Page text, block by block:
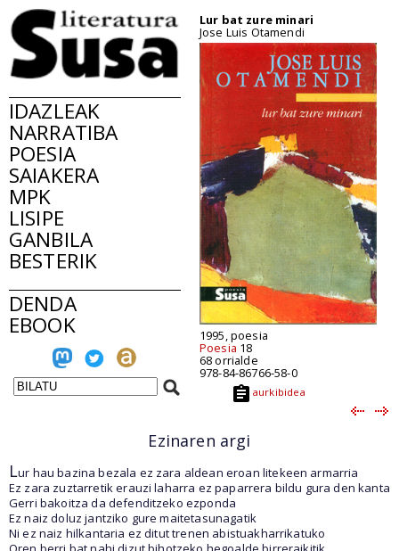
IDAZLEAK
NARRATIBA
POESIA
SAIAKERA
MPK
LISIPE
GANBILA
BESTERIK
DENDA
EBOOK
Lur bat zure minari
Jose Luis Otamendi
1995, poesia
Poesia 18
68 orrialde
978-84-86766-58-0
aurkibidea
Ezinaren argi
Lur hau bazina bezala ez zara aldean eroan litekeen armarria
Ez zara zuztarretik erauzi laharra ez paparrera bildu gura den kanta
Gerri bakoitza da defenditzeko ezponda
Ez naiz doluz jantziko gure maitetasunagatik
Ni ez naiz hilkantaria ez ditut trenen abistuakharrikatuko